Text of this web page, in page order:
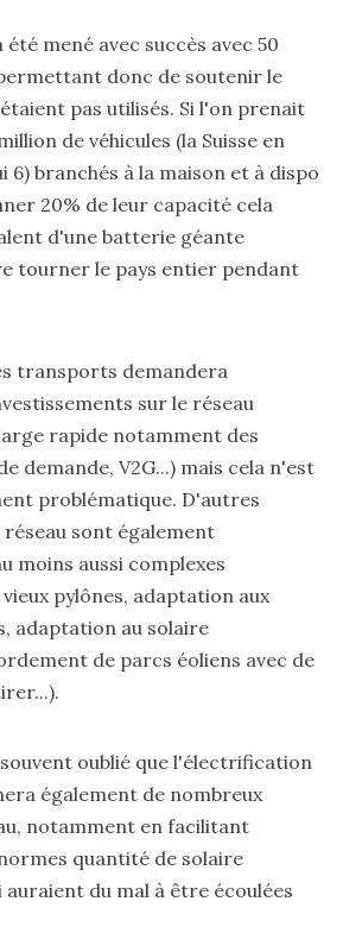
mené avec succès avec 50
donc de soutenir le
pas utilisés. Si l'on prenait
de véhicules (la Suisse en
branchés à la maison et à dispo
20% de leur capacité cela
d'une batterie géante
tourner le pays entier pendant
transports demandera
sur le réseau
rapide notamment des
demande, V2G...) mais cela n'est
problématique. D'autres
sont également
moins aussi complexes
pylônes, adaptation aux
adaptation au solaire
de parcs éoliens avec de
oublié que l'électrification
également de nombreux
notamment en facilitant
quantité de solaire
du mal à être écoulées